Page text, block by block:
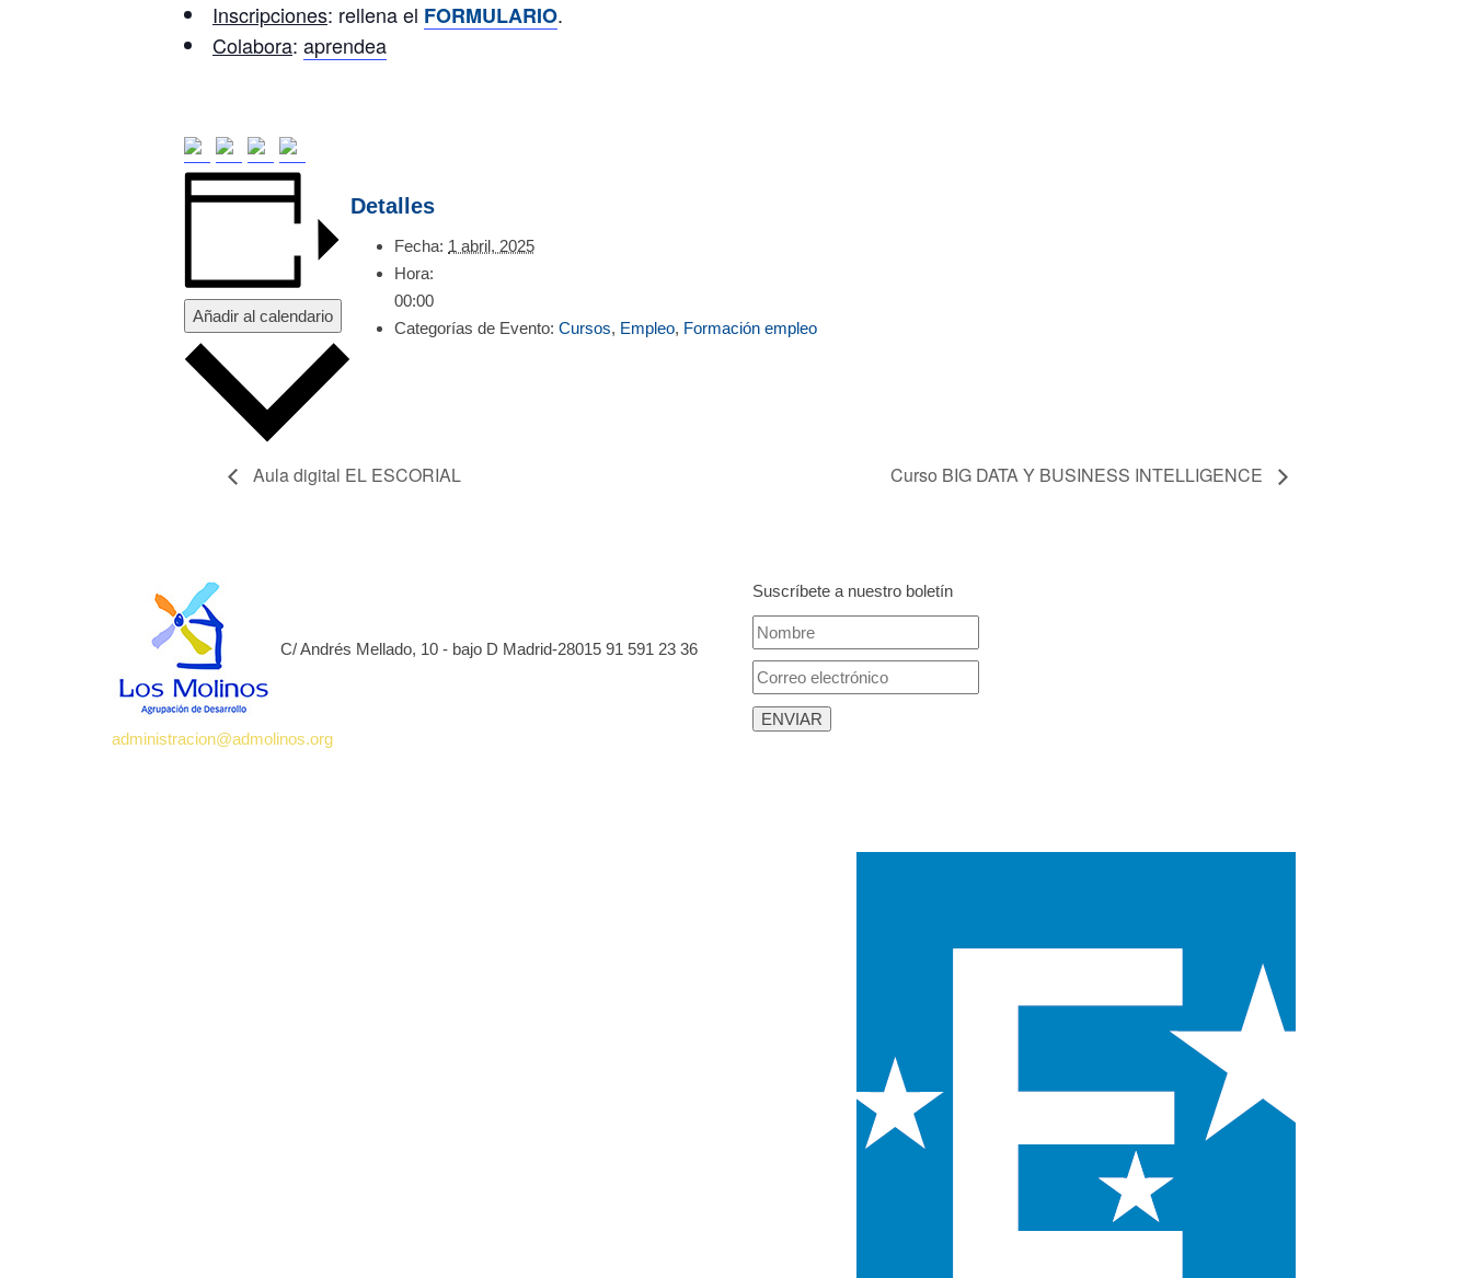
Inscripciones: rellena el FORMULARIO.
Colabora: aprendea
Añadir al calendario
Detalles
Fecha: 1 abril, 2025
Hora:
00:00
Categorías de Evento: Cursos, Empleo, Formación empleo
Aula digital EL ESCORIAL Curso BIG DATA Y BUSINESS INTELLIGENCE
C/ Andrés Mellado, 10 - bajo D Madrid-28015 91 591 23 36
administracion@admolinos.org
Suscríbete a nuestro boletín